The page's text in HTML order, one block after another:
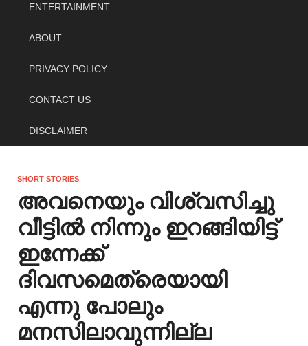
ENTERTAINMENT
ABOUT
PRIVACY POLICY
CONTACT US
DISCLAIMER
SHORT STORIES
അവനെയും വിശ്വസിച്ചു
വീട്ടിൽ നിന്നും ഇറങ്ങിയിട്ട്
ഇന്നേക്ക്
ദിവസമെത്രെയായി
എന്നു പോലും
മനസിലാവുന്നില്ല